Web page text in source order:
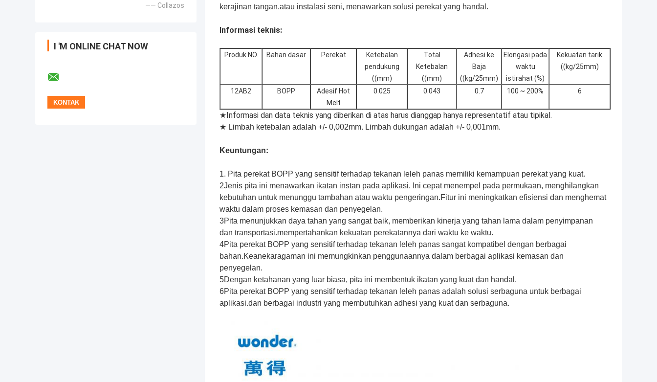
—— Collazos
I 'M ONLINE CHAT NOW
kerajinan tangan.atau instalasi seni, menawarkan solusi perekat yang handal.
Informasi teknis:
Produk NO. Bahan dasar Perekat
Ketebalan
pendukung
((mm)
Total
Ketebalan
((mm)
Adhesi ke
Baja
((kg/25mm)
Elongasi pada
waktu
istirahat (%)
Kekuatan tarik
((kg/25mm)
12AB2 BOPP
Adesif Hot
Melt
0.025 0.043 0.7 100 ~ 200% 6
★ Informasi dan data teknis yang diberikan di atas harus dianggap hanya representatif atau tipikal.
★ Limbah ketebalan adalah +/- 0,002mm. Limbah dukungan adalah +/- 0,001mm.
Keuntungan:
1. Pita perekat BOPP yang sensitif terhadap tekanan leleh panas memiliki kemampuan perekat yang kuat.
2Jenis pita ini menawarkan ikatan instan pada aplikasi. Ini cepat menempel pada permukaan, menghilangkan
kebutuhan untuk menunggu tambahan atau waktu pengeringan.Fitur ini meningkatkan efisiensi dan menghemat
waktu dalam proses kemasan dan penyegelan.
3Pita menunjukkan daya tahan yang sangat baik, memberikan kinerja yang tahan lama dalam penyimpanan
dan transportasi.mempertahankan kekuatan perekatannya dari waktu ke waktu.
4Pita perekat BOPP yang sensitif terhadap tekanan leleh panas sangat kompatibel dengan berbagai
bahan.Keanekaragaman ini memungkinkan penggunaannya dalam berbagai aplikasi kemasan dan
penyegelan.
5Dengan ketahanan yang luar biasa, pita ini membentuk ikatan yang kuat dan handal.
6Pita perekat BOPP yang sensitif terhadap tekanan leleh panas adalah solusi serbaguna untuk berbagai
aplikasi.dan berbagai industri yang membutuhkan adhesi yang kuat dan serbaguna.